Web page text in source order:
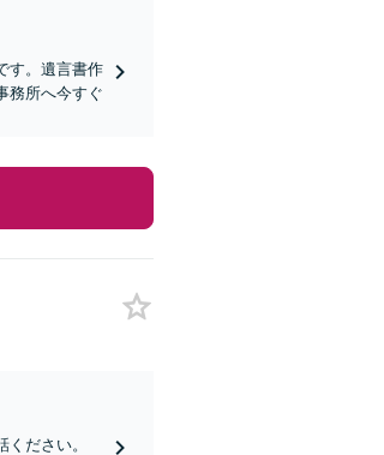
す。遺言書作
務所へ今すぐ
ださい。